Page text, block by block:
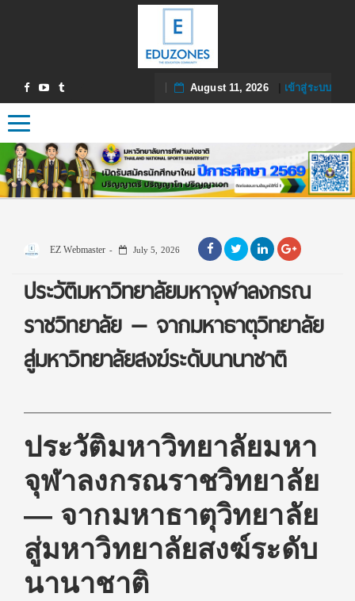
August 11, 2026| เข้าสู่ระบบ
Toggle navigation
EZ Webmaster July 5, 2026
ประวัติมหาวิทยาลัยมหาจุฬาลงกรณ
ราชวิทยาลัย — จากมหาธาตุวิทยาลัย
สู่มหาวิทยาลัยสงฆ์ระดับนานาชาติ
ประวัติมหาวิทยาลัยมหา
จุฬาลงกรณราชวิทยาลัย
— จากมหาธาตุวิทยาลัย
สู่มหาวิทยาลัยสงฆ์ระดับ
นานาชาติ